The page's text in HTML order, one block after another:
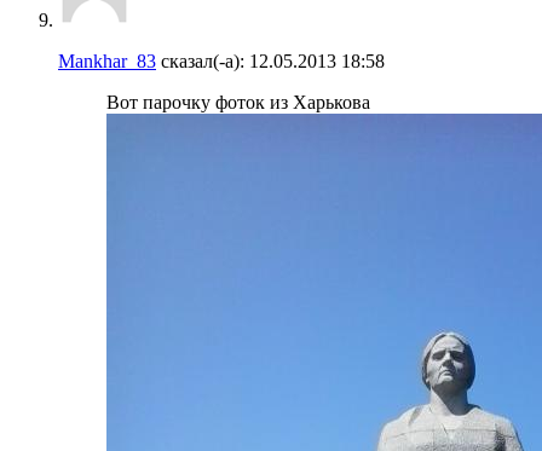
Mankhar_83 сказал(-а): 12.05.2013 18:58
Вот парочку фоток из Харькова